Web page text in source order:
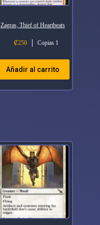
Zagras, Thief of Heartbeats
₡250 Copias 1
Añadir al carrito